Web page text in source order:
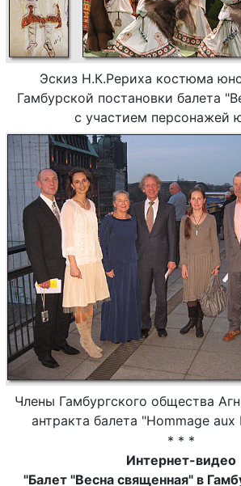
Эскиз Н.К.Рериха костюма
Гамбурской постановки балета
с участием персонажей
Члены Гамбургского общества
антракта балета "Hommage aux
* * *
Интернет-видео
"Балет "Весна священная" в